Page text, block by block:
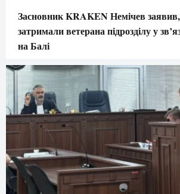
Засновник KRAKEN Немічев
затримали ветерана підрозділу у
на Балі